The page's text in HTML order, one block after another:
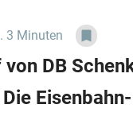
3 Minuten
DB